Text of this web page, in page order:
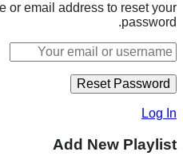
or email address to reset your
password.
Log In
Add New Playlist